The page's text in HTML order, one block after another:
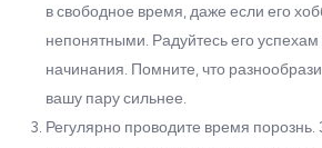
в свободное время, даже если его
непонятными. Радуйтесь его
начинания. Помните, что
вашу пару сильнее.
Регулярно проводите время порознь.